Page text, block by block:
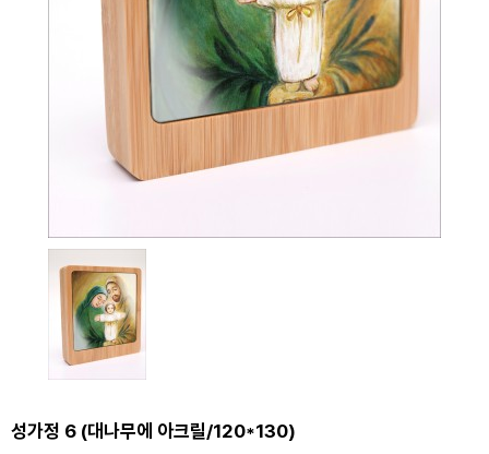
성가정 6 (대나무에 아크릴/120*130)